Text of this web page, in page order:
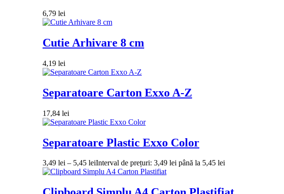
6,79 lei
Cutie Arhivare 8 cm
4,19 lei
Separatoare Carton Exxo A-Z
17,84 lei
Separatoare Plastic Exxo Color
3,49 lei – 5,45 leiInterval de prețuri: 3,49 lei până la 5,45 lei